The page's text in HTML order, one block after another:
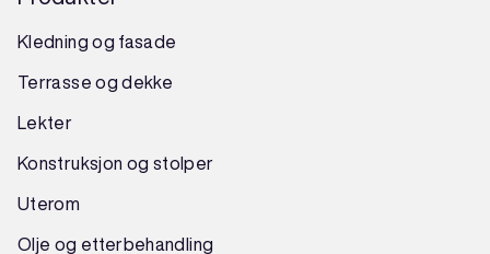
Kledning og fasade
Terrasse og dekke
Lekter
Konstruksjon og stolper
Uterom
Olje og etterbehandling